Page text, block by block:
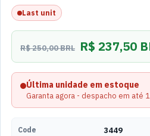
Last unit
R$ 250,00 BRL R$ 237,50
Última unidade em estoque
Garanta agora - despacho em até
Code 3449